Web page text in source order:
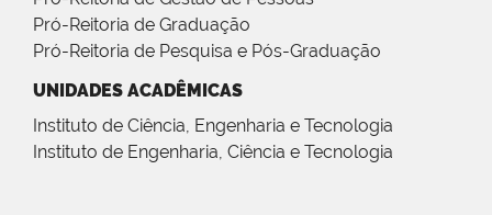
Pró-Reitoria de Graduação
Pró-Reitoria de Pesquisa e Pós-Graduação
UNIDADES ACADÊMICAS
Instituto de Ciência, Engenharia e Tecnologia
Instituto de Engenharia, Ciência e Tecnologia